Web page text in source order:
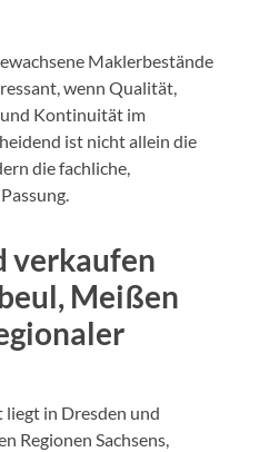
Maklerbestände
wenn Qualität,
Kontinuität im
ist nicht allein die
die fachliche,
verkaufen
Meißen
liegt in Dresden und
Regionen Sachsens,